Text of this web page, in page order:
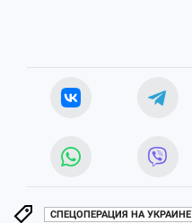
СПЕЦОПЕРАЦИЯ НА УКРАИНЕ